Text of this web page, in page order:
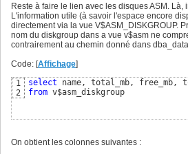
Reste à faire le lien avec les disques ASM.
L'information utile (à savoir l'espace encore
directement via la vue V$ASM_DISKGROUP.
nom du diskgroup dans a vue v$asm ne
contrairement au chemin donné dans
Code: [Affichage]
1
2
select
from v$asm_diskgroup
On obtient les colonnes suivantes :